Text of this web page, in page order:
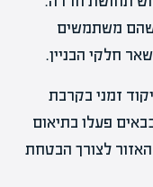
שהם משתמשים
חלקי הבניין.
זמני בקרבת
פעלו בתיאום
לצורך הבטחת